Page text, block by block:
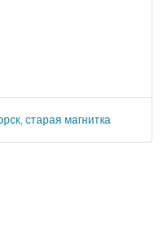
, старая магнитка